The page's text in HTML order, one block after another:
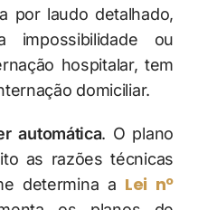
por laudo detalhado,
impossibilidade ou
hospitalar, tem
domiciliar.
automática. O plano
as razões técnicas
determina a Lei nº